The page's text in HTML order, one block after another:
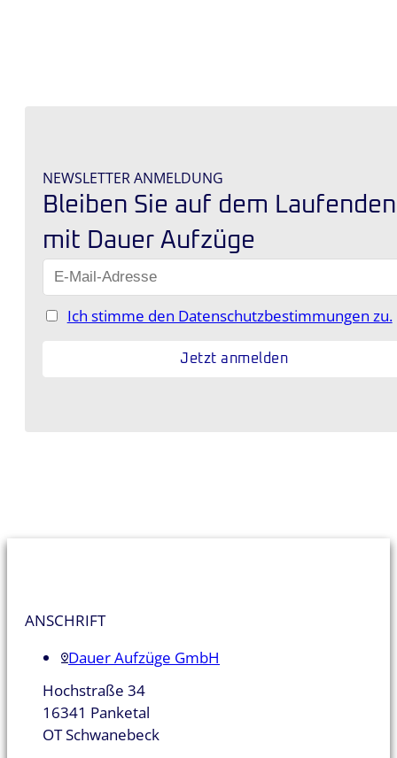
NEWSLETTER ANMELDUNG
Bleiben Sie auf dem Laufenden
mit Dauer Aufzüge
Ich stimme den Datenschutzbestimmungen zu.
ANSCHRIFT
Dauer Aufzüge GmbH
Hochstraße 34
16341 Panketal
OT Schwanebeck